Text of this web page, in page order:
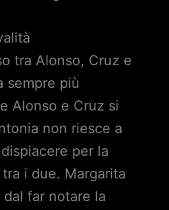
tra Alonso, Cruz e
sempre più
Alonso e Cruz si
non riesce a
per la
i due. Margarita
far notare la